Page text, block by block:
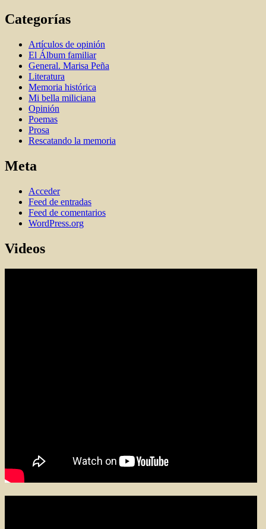
Categorías
Artí­culos de opinión
El Álbum familiar
General. Marisa Peña
Literatura
Memoria histórica
Mi bella miliciana
Opinión
Poemas
Prosa
Rescatando la memoria
Meta
Acceder
Feed de entradas
Feed de comentarios
WordPress.org
Videos